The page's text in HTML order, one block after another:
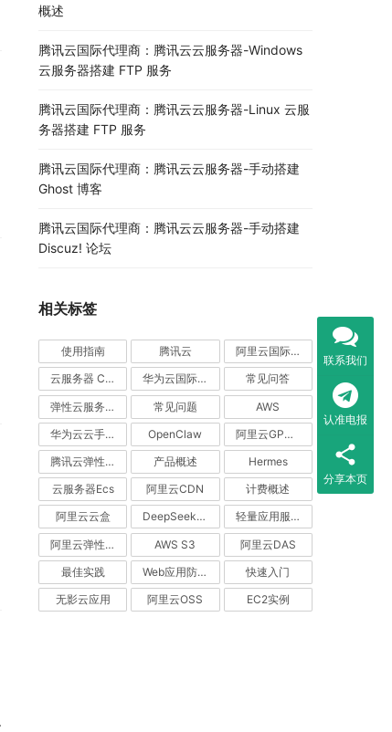
概述
腾讯云国际代理商：腾讯云云服务器-Windows
云服务器搭建 FTP 服务
腾讯云国际代理商：腾讯云云服务器-Linux 云服
务器搭建 FTP 服务
腾讯云国际代理商：腾讯云云服务器-手动搭建
Ghost 博客
腾讯云国际代理商：腾讯云云服务器-手动搭建
Discuz! 论坛
相关标签
使用指南 腾讯云 阿里云国际站
云服务器 CVM 华为云国际站 常见问答
弹性云服务器 常见问题 AWS
华为云云手机服务器 CPH OpenClaw 阿里云GPU服务器
腾讯云弹性伸缩 产品概述 Hermes
云服务器Ecs 阿里云CDN 计费概述
阿里云云盒 DeepSeek V4 轻量应用服务器
阿里云弹性伸缩 AWS S3 阿里云DAS
最佳实践 Web应用防火墙（WAF） 快速入门
无影云应用 阿里云OSS EC2实例
联系我们
认准电报
分享本页